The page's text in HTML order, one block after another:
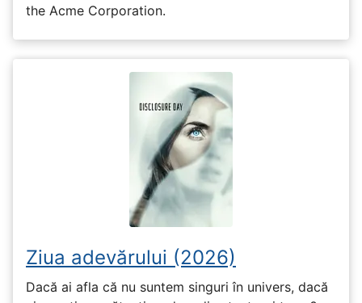
the Acme Corporation.
Ziua adevărului (2026)
Dacă ai afla că nu suntem singuri în univers, dacă